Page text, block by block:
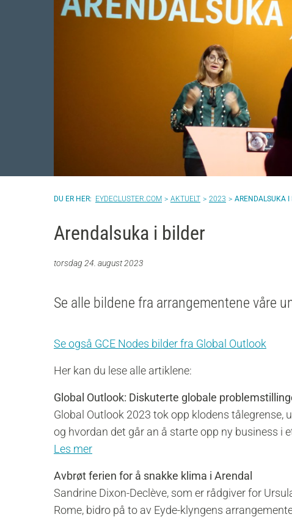
EYDECLUSTER.COM AKTUELT 2023 ARENDALSUKA I
Arendalsuka i bilder
torsdag 24. august 2023
Se alle bildene fra arrangementene våre
Se også GCE Nodes bilder fra Global Outlook
Her kan du lese alle artiklene:
Global Outlook: Diskuterte globale
Global Outlook 2023 tok opp klodens tålegrense,
og hvordan det går an å starte opp ny business i
Les mer
Avbrøt ferien for å snakke klima i Arendal
Sandrine Dixon-Declève, som er rådgiver for
Rome, bidro på to av Eyde-klyngens